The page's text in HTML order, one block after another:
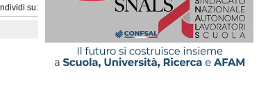
su: